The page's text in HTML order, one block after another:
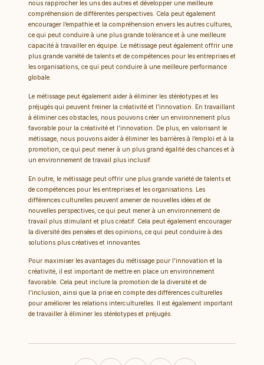
nous rapprocher les uns des autres et développer une meilleure
compréhension de différentes perspectives. Cela peut également
encourager l’empathie et la compréhension envers les autres cultures,
ce qui peut conduire à une plus grande tolérance et à une meilleure
capacité à travailler en équipe. Le métissage peut également offrir une
plus grande variété de talents et de compétences pour les entreprises et
les organisations, ce qui peut conduire à une meilleure performance
globale.
Le métissage peut également aider à éliminer les stéréotypes et les
préjugés qui peuvent freiner la créativité et l’innovation. En travaillant
à éliminer ces obstacles, nous pouvons créer un environnement plus
favorable pour la créativité et l’innovation. De plus, en valorisant le
métissage, nous pouvons aider à éliminer les barrières à l’emploi et à la
promotion, ce qui peut mener à un plus grand égalité des chances et à
un environnement de travail plus inclusif.
En outre, le métissage peut offrir une plus grande variété de talents et
de compétences pour les entreprises et les organisations. Les
différences culturelles peuvent amener de nouvelles idées et de
nouvelles perspectives, ce qui peut mener à un environnement de
travail plus stimulant et plus créatif. Cela peut également encourager
la diversité des pensées et des opinions, ce qui peut conduire à des
solutions plus créatives et innovantes.
Pour maximiser les avantages du métissage pour l’innovation et la
créativité, il est important de mettre en place un environnement
favorable. Cela peut inclure la promotion de la diversité et de
l’inclusion, ainsi que la prise en compte des différences culturelles
pour améliorer les relations interculturelles. Il est également important
de travailler à éliminer les stéréotypes et préjugés.